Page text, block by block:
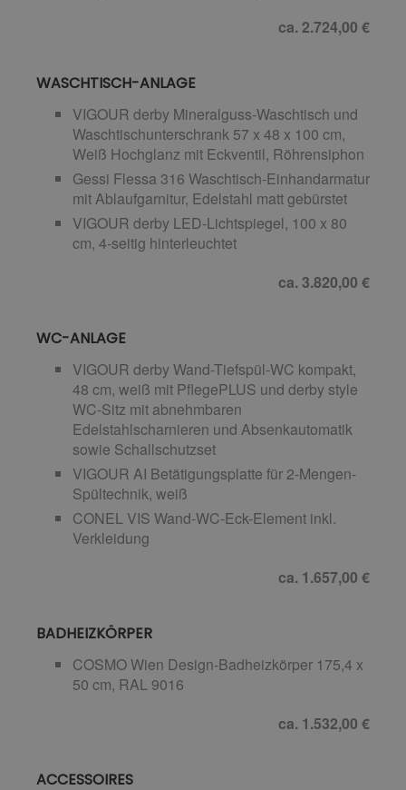
ca. 2.724,00 €
WASCHTISCH-ANLAGE
VIGOUR derby Mineralguss-Waschtisch und
Waschtischunterschrank 57 x 48 x 100 cm,
Weiß Hochglanz mit Eckventil, Röhrensiphon
Gessi Flessa 316 Waschtisch-Einhandarmatur
mit Ablaufgarnitur, Edelstahl matt gebürstet
VIGOUR derby LED-Lichtspiegel, 100 x 80
cm, 4-seitig hinterleuchtet
ca. 3.820,00 €
WC-ANLAGE
VIGOUR derby Wand-Tiefspül-WC kompakt,
48 cm, weiß mit PflegePLUS und derby style
WC-Sitz mit abnehmbaren
Edelstahlscharnieren und Absenkautomatik
sowie Schallschutzset
VIGOUR AI Betätigungsplatte für 2-Mengen-
Spültechnik, weiß
CONEL VIS Wand-WC-Eck-Element inkl.
Verkleidung
ca. 1.657,00 €
BADHEIZKÖRPER
COSMO Wien Design-Badheizkörper 175,4 x
50 cm, RAL 9016
ca. 1.532,00 €
ACCESSOIRES